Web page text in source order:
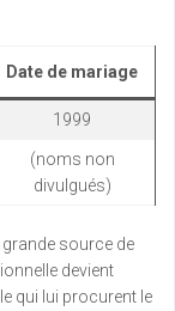
Date de mariage
1999
(noms non
divulgués)
source de
devient
qui lui procurent le